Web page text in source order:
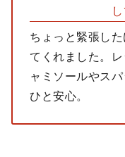
ちょっと緊張し
てくれました。
ャミソールやス
ひと安心。